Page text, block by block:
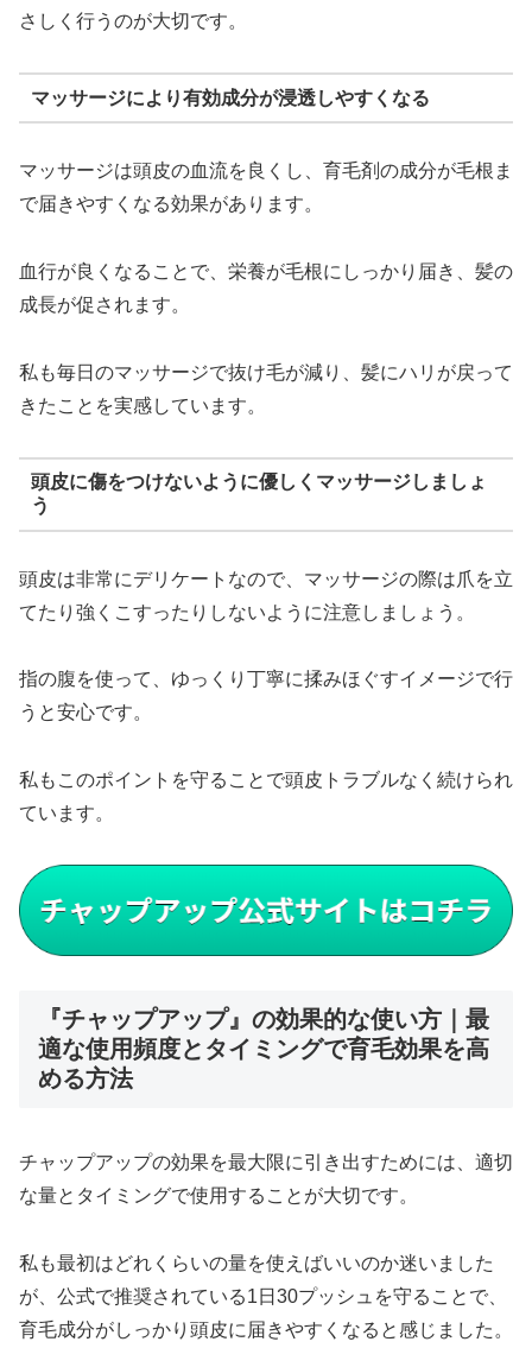
さしく行うのが大切です。
マッサージにより有効成分が浸透しやすくなる
マッサージは頭皮の血流を良くし、育毛剤の成分が毛根ま
で届きやすくなる効果があります。
血行が良くなることで、栄養が毛根にしっかり届き、髪の
成長が促されます。
私も毎日のマッサージで抜け毛が減り、髪にハリが戻って
きたことを実感しています。
頭皮に傷をつけないように優しくマッサージしましょ
う
頭皮は非常にデリケートなので、マッサージの際は爪を立
てたり強くこすったりしないように注意しましょう。
指の腹を使って、ゆっくり丁寧に揉みほぐすイメージで行
うと安心です。
私もこのポイントを守ることで頭皮トラブルなく続けられ
ています。
『チャップアップ』の効果的な使い方｜最
適な使用頻度とタイミングで育毛効果を高
める方法
チャップアップの効果を最大限に引き出すためには、適切
な量とタイミングで使用することが大切です。
私も最初はどれくらいの量を使えばいいのか迷いました
が、公式で推奨されている1日30プッシュを守ることで、
育毛成分がしっかり頭皮に届きやすくなると感じました。